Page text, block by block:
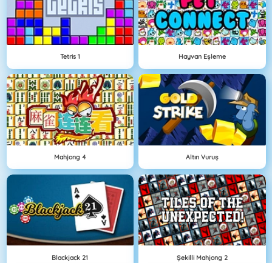
Tetris 1 Hayvan Eşleme
Mahjong 4 Altın Vuruş
Blackjack 21 Şekilli Mahjong 2